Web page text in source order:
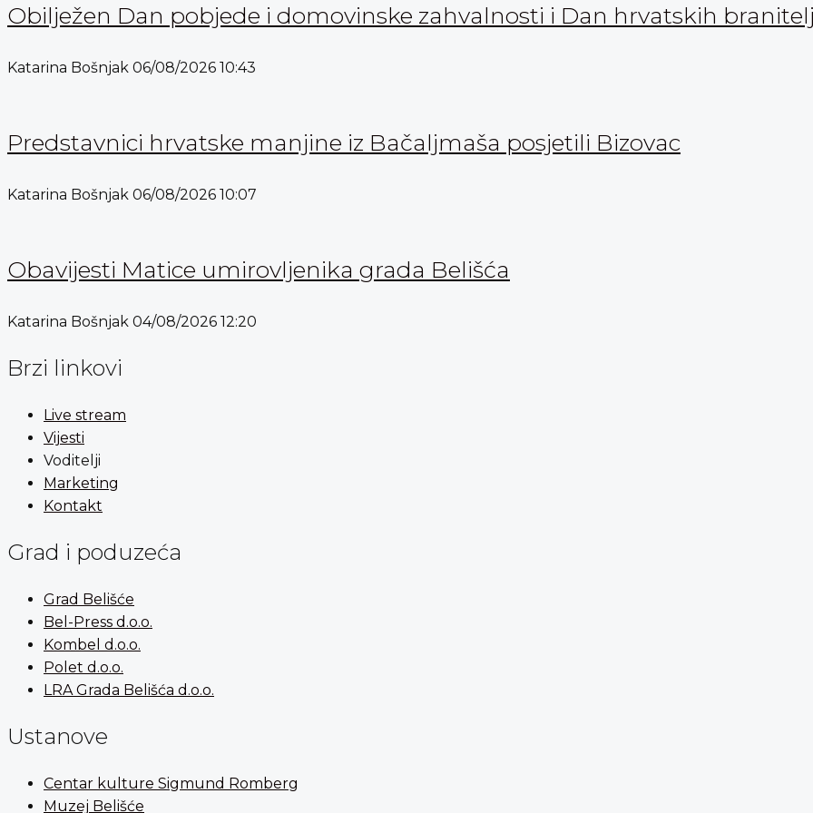
Obilježen Dan pobjede i domovinske zahvalnosti i Dan hrvatskih
Katarina Bošnjak 06/08/2026 10:43
Predstavnici hrvatske manjine iz Bačaljmaša posjetili Bizovac
Katarina Bošnjak 06/08/2026 10:07
Obavijesti Matice umirovljenika grada Belišća
Katarina Bošnjak 04/08/2026 12:20
Brzi linkovi
Live stream
Vijesti
Voditelji
Marketing
Kontakt
Grad i poduzeća
Grad Belišće
Bel-Press d.o.o.
Kombel d.o.o.
Polet d.o.o.
LRA Grada Belišća d.o.o.
Ustanove
Centar kulture Sigmund Romberg
Muzej Belišće